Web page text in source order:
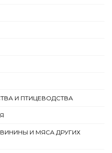
И ПТИЦЕВОДСТВА
И МЯСА ДРУГИХ